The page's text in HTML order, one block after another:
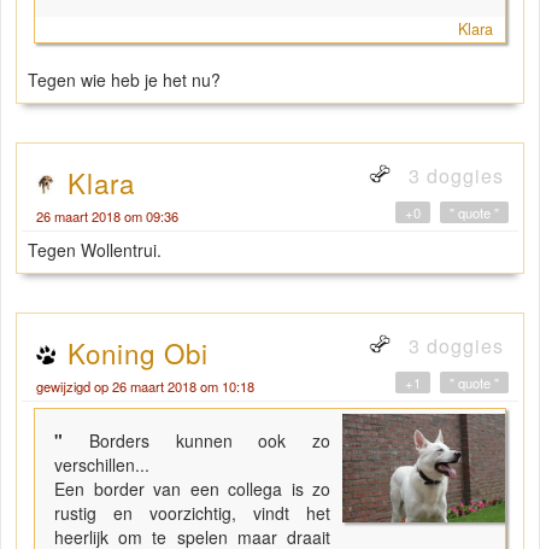
Klara
Tegen wie heb je het nu?
Klara 3 doggies
26 maart 2018 om 09:36 " quote "
+0
Tegen Wollentrui.
Koning Obi 3 doggies
gewijzigd op 26 maart 2018 om 10:18 " quote "
+1
" Borders kunnen ook zo
verschillen...
Een border van een collega is zo
rustig en voorzichtig, vindt het
heerlijk om te spelen maar draait